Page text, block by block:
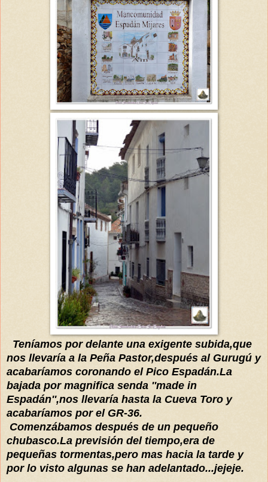
Teníamos por delante una exigente subida,que
nos llevaría a la Peña Pastor,después al Gurugú y
acabaríamos coronando el Pico Espadán.La
bajada por magnifica senda ''made in
Espadán'',nos llevaría hasta la Cueva Toro y
acabaríamos por el GR-36.
Comenzábamos después de un pequeño
chubasco.La previsión del tiempo,era de
pequeñas tormentas,pero mas hacia la tarde y
por lo visto algunas se han adelantado...jejeje.